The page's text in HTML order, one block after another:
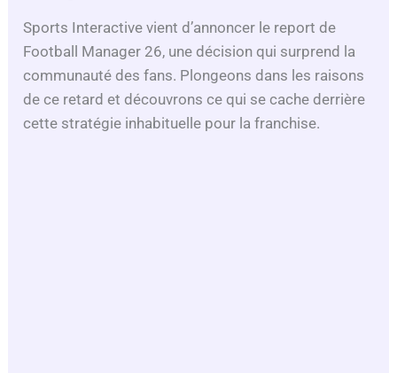
Sports Interactive vient d’annoncer le report de
Football Manager 26, une décision qui surprend la
communauté des fans. Plongeons dans les raisons
de ce retard et découvrons ce qui se cache derrière
cette stratégie inhabituelle pour la franchise.